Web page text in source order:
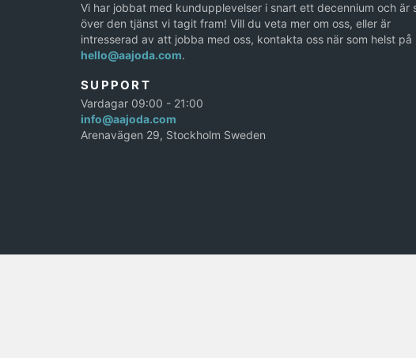
Vi har jobbat med kundupplevelser i snart ett decennium och är
över den tjänst vi tagit fram! Vill du veta mer om oss, eller är
intresserad av att jobba med oss, kontakta oss när som helst på
hello@aajoda.com.
SUPPORT
Vardagar 09:00 - 21:00
info@aajoda.com
Arenavägen 29, Stockholm Sweden